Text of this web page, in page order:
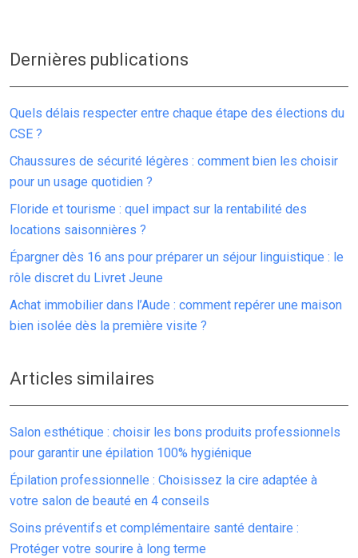
Dernières publications
Quels délais respecter entre chaque étape des élections du
CSE ?
Chaussures de sécurité légères : comment bien les choisir
pour un usage quotidien ?
Floride et tourisme : quel impact sur la rentabilité des
locations saisonnières ?
Épargner dès 16 ans pour préparer un séjour linguistique : le
rôle discret du Livret Jeune
Achat immobilier dans l’Aude : comment repérer une maison
bien isolée dès la première visite ?
Articles similaires
Salon esthétique : choisir les bons produits professionnels
pour garantir une épilation 100% hygiénique
Épilation professionnelle : Choisissez la cire adaptée à
votre salon de beauté en 4 conseils
Soins préventifs et complémentaire santé dentaire :
Protéger votre sourire à long terme